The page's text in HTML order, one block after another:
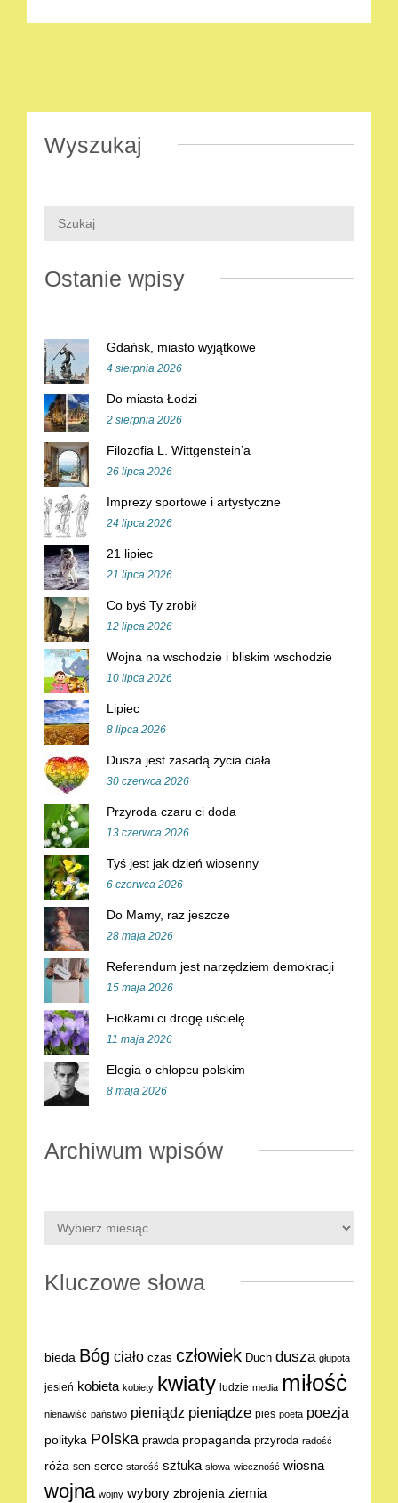
Wyszukaj
Ostanie wpisy
Gdańsk, miasto wyjątkowe
4 sierpnia 2026
Do miasta Łodzi
2 sierpnia 2026
Filozofia L. Wittgenstein’a
26 lipca 2026
Imprezy sportowe i artystyczne
24 lipca 2026
21 lipiec
21 lipca 2026
Co byś Ty zrobił
12 lipca 2026
Wojna na wschodzie i bliskim wschodzie
10 lipca 2026
Lipiec
8 lipca 2026
Dusza jest zasadą życia ciała
30 czerwca 2026
Przyroda czaru ci doda
13 czerwca 2026
Tyś jest jak dzień wiosenny
6 czerwca 2026
Do Mamy, raz jeszcze
28 maja 2026
Referendum jest narzędziem demokracji
15 maja 2026
Fiołkami ci drogę uścielę
11 maja 2026
Elegia o chłopcu polskim
8 maja 2026
Archiwum wpisów
Kluczowe słowa
bieda Bóg ciało czas człowiek Duch dusza głupota
jesień kobieta kobiety kwiaty ludzie media miłośċ
nienawiść państwo pieniądz pieniądze pies poeta poezja
polityka Polska prawda propaganda przyroda radość
róża sen serce starość sztuka słowa wieczność wiosna
wojna wojny wybory zbrojenia ziemia